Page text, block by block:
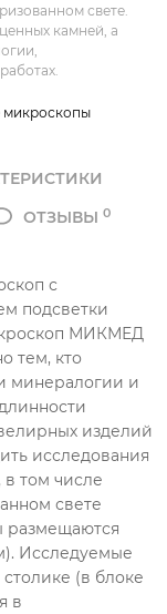
свете.
камней, а
микроскопы
ОТЗЫВЫ 0
с
подсветки
МИКМЕД
тем, кто
минералогии и
изделий
исследования
в том числе
свете
размещаются
Исследуемые
(в блоке
в